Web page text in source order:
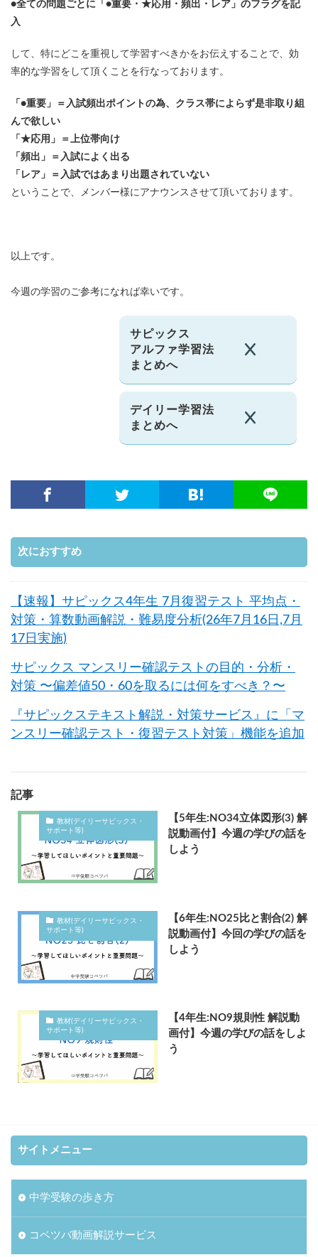
●全ての問題ごとに「●重要・★応用・頻出・レア」のフラグを記
入
して、特にどこを重視して学習すべきかをお伝えすることで、効
率的な学習をして頂くことを行なっております。
「●重要」＝入試頻出ポイントの為、クラス帯によらず是非取り組
んで欲しい
「★応用」＝上位帯向け
「頻出」＝入試によく出る
「レア」＝入試ではあまり出題されていない
ということで、メンバー様にアナウンスさせて頂いております。
以上です。
今週の学習のご参考になれば幸いです。
サピックス
アルファ学習法
まとめへ
デイリー学習法
まとめへ
次におすすめ
【速報】サピックス4年生 7月復習テスト 平均点・
対策・算数動画解説・難易度分析(26年7月16日,7月
17日実施)
サピックス マンスリー確認テストの目的・分析・
対策 〜偏差値50・60を取るには何をすべき？〜
『サピックステキスト解説・対策サービス』に「マ
ンスリー確認テスト・復習テスト対策」機能を追加
記事
教材(デイリーサピックス・
サポート等)
【5年生:NO34立体図形(3) 解
説動画付】今週の学びの話を
しよう
教材(デイリーサピックス・
サポート等)
【6年生:NO25比と割合(2) 解
説動画付】今回の学びの話を
しよう
教材(デイリーサピックス・
サポート等)
【4年生:NO9規則性 解説動
画付】今週の学びの話をしよ
う
サイトメニュー
中学受験の歩き方
コベツバ動画解説サービス